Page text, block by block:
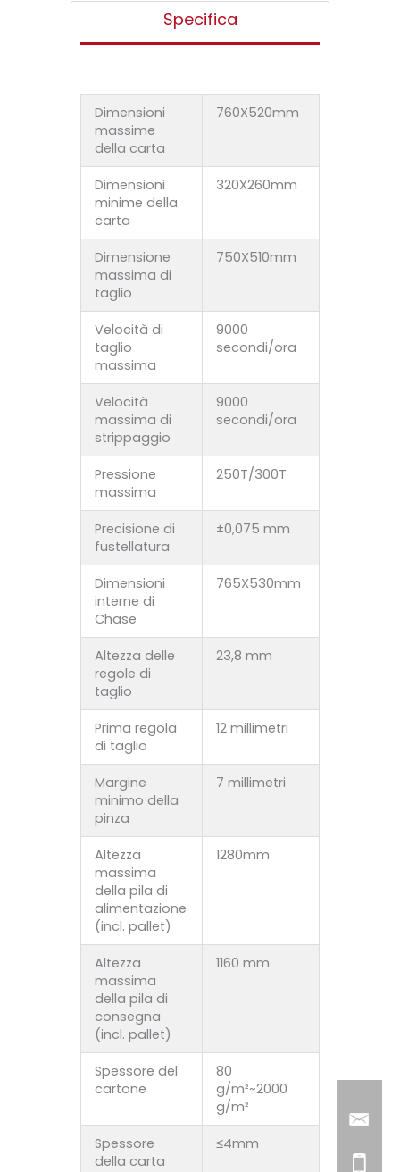
Specifica
Dimensioni
massime
della carta
760X520mm
Dimensioni
minime della
carta
320X260mm
Dimensione
massima di
taglio
750X510mm
Velocità di
taglio
massima
9000
secondi/ora
Velocità
massima di
strippaggio
9000
secondi/ora
Pressione
massima
250T/300T
Precisione di
fustellatura
±0,075 mm
Dimensioni
interne di
Chase
765X530mm
Altezza delle
regole di
taglio
23,8 mm
Prima regola
di taglio
12 millimetri
Margine
minimo della
pinza
7 millimetri
Altezza
massima
della pila di
alimentazione
(incl. pallet)
1280mm
Altezza
massima
della pila di
consegna
(incl. pallet)
1160 mm
Spessore del
cartone
80
g/m²~2000
g/m²
Spessore
della carta
≤4mm